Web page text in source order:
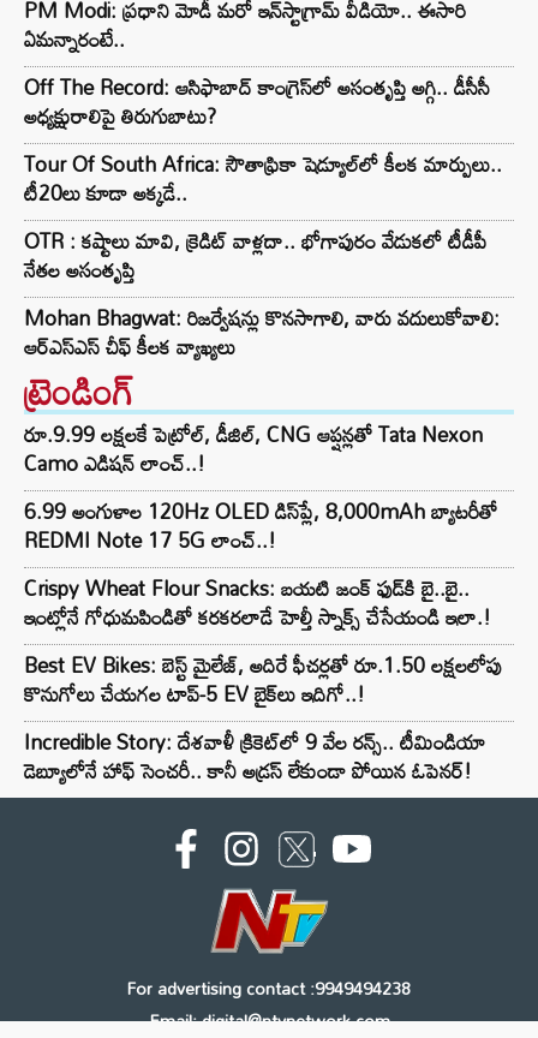
PM Modi: ప్రధాని మోడీ మరో ఇన్‌స్టాగ్రామ్ వీడియో.. ఈసారి
ఏమన్నారంటే..
Off The Record: ఆసిఫాబాద్ కాంగ్రెస్‌లో అసంతృప్తి అగ్గి.. డీసీసీ
అధ్యక్షురాలిపై తిరుగుబాటు?
Tour Of South Africa: సౌతాఫ్రికా షెడ్యూల్‌లో కీలక మార్పులు..
టీ20లు కూడా అక్కడే..
OTR : కష్టాలు మావి, క్రెడిట్ వాళ్లదా.. భోగాపురం వేడుకలో టీడీపీ
నేతల అసంతృప్తి
Mohan Bhagwat: రిజర్వేషన్లు కొనసాగాలి, వారు వదులుకోవాలి:
ఆర్ఎస్ఎస్ చీఫ్ కీలక వ్యాఖ్యలు
ట్రెండింగ్‌
రూ.9.99 లక్షలకే పెట్రోల్, డీజిల్, CNG ఆప్షన్లతో Tata Nexon
Camo ఎడిషన్ లాంచ్..!
6.99 అంగుళాల 120Hz OLED డిస్‌ప్లే, 8,000mAh బ్యాటరీతో
REDMI Note 17 5G లాంచ్..!
Crispy Wheat Flour Snacks: బయటి జంక్ ఫుడ్‌కి బై..బై..
ఇంట్లోనే గోధుమపిండితో కరకరలాడే హెల్తీ స్నాక్స్ చేసేయండి ఇలా.!
Best EV Bikes: బెస్ట్ మైలేజ్, అదిరే ఫీచర్లతో రూ.1.50 లక్షలలోపు
కొనుగోలు చేయగల టాప్-5 EV బైక్‌లు ఇదిగో..!
Incredible Story: దేశవాళీ క్రికెట్‌లో 9 వేల రన్స్.. టీమిండియా
డెబ్యూలోనే హాఫ్ సెంచరీ.. కానీ అడ్రస్ లేకుండా పోయిన ఓపెనర్!
For advertising contact :9949494238
Email: digital@ntvnetwork.com